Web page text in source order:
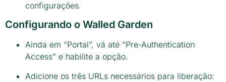
configurações.
Configurando o Walled Garden
Ainda em “Portal”, vá até “Pre-Authentication
Access” e habilite a opção.
Adicione os três URLs necessários para liberação: